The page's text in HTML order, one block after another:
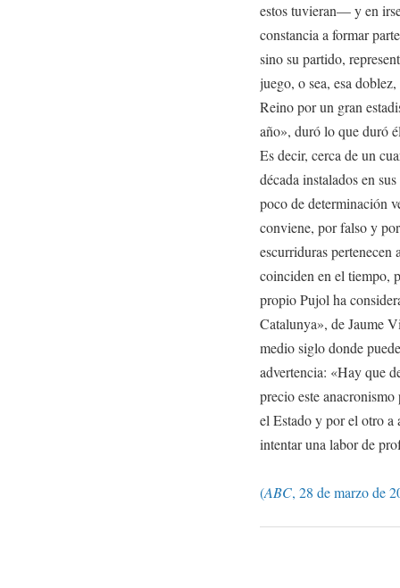
estos tuvieran— y en
constancia a formar
sino su partido,
juego, o sea, esa
Reino por un gran
año», duró lo que duró
Es decir, cerca de un
década instalados en
poco de determinación
conviene, por falso y
escurriduras pertenecen
coinciden en el tiempo,
propio Pujol ha
Catalunya», de Jaume
medio siglo donde
advertencia: «Hay que
precio este
el Estado y por el otro a
intentar una labor de
(ABC, 28 de marzo de